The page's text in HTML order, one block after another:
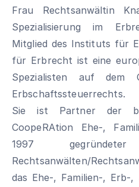
Frau Rechtsanwältin
Spezialisierung im
Mitglied des Instituts für
für Erbrecht ist eine
Spezialisten auf dem
Erbschaftssteuerrechts.
Sie ist Partner der
CoopeRAtion Ehe-,
1997
Rechtsanwälten/
das Ehe-, Familien-, Erb-